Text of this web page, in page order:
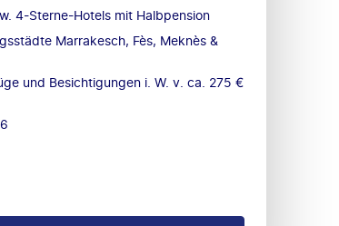
4-Sterne-Hotels mit Halbpension
Marrakesch, Fès, Meknès &
und Besichtigungen i. W. v. ca. 275 €